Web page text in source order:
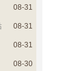
08-31
08-31
08-31
08-30